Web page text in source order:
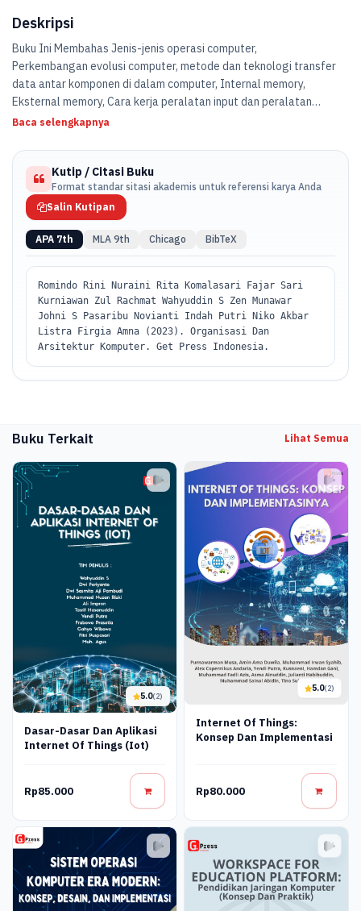
Deskripsi
Buku Ini Membahas Jenis-jenis operasi computer,
Perkembangan evolusi computer, metode dan teknologi transfer
data antar komponen di dalam computer, Internal memory,
Eksternal memory, Cara kerja peralatan input dan peralatan
output, Dukungan sistem operasi dalam kinerja computer, Dasar
dan format, CPU, RISC/Reduce instruction set, Proses paralel dan
superscalar dalam operasional computer.
Baca selengkapnya
Kutip / Citasi Buku
Format standar sitasi akademis untuk referensi karya Anda
Salin Kutipan
APA 7th MLA 9th Chicago BibTeX
Romindo Rini Nuraini Rita Komalasari Fajar Sari
Kurniawan Zul Rachmat Wahyuddin S Zen Munawar
Johni S Pasaribu Novianti Indah Putri Niko Akbar
Listra Firgia Amna (2023). Organisasi Dan
Arsitektur Komputer. Get Press Indonesia.
Buku Terkait Lihat Semua
5.0(2)
Dasar-Dasar Dan Aplikasi
Internet Of Things (Iot)
Rp85.000
5.0(2)
Internet Of Things:
Konsep Dan Implementasi
Rp80.000